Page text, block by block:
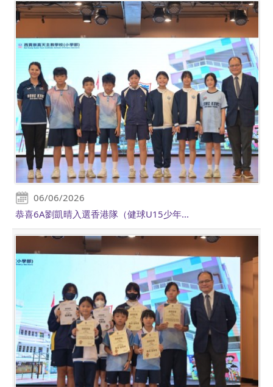
06/06/2026
恭喜6A劉凱晴入選香港隊（健球U15少年...